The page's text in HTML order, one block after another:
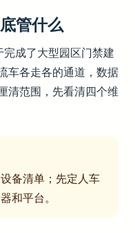
管什么
完成了大型园区门禁建
车各走各的通道，数据
清范围，先看清四个维
备清单；先定人车
和平台。